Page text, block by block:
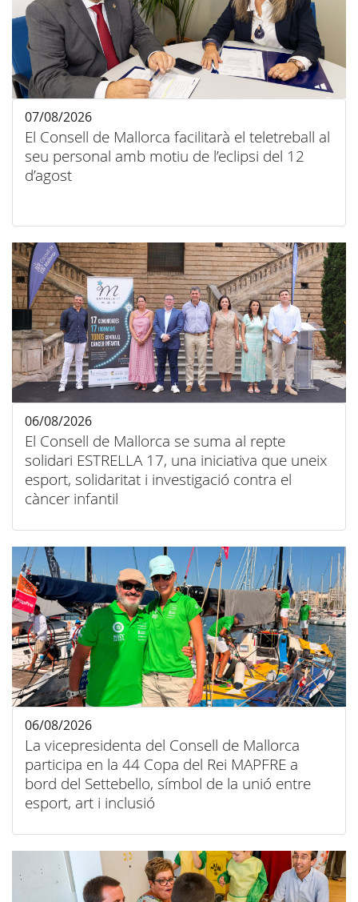
El Consell de Mallorca facilitarà el teletreball al
seu personal amb motiu de l’eclipsi del 12
d’agost
07/08/2026
El Consell de Mallorca se suma al repte
solidari ESTRELLA 17, una iniciativa que uneix
esport, solidaritat i investigació contra el
càncer infantil
06/08/2026
La vicepresidenta del Consell de Mallorca
participa en la 44 Copa del Rei MAPFRE a
bord del Settebello, símbol de la unió entre
esport, art i inclusió
06/08/2026